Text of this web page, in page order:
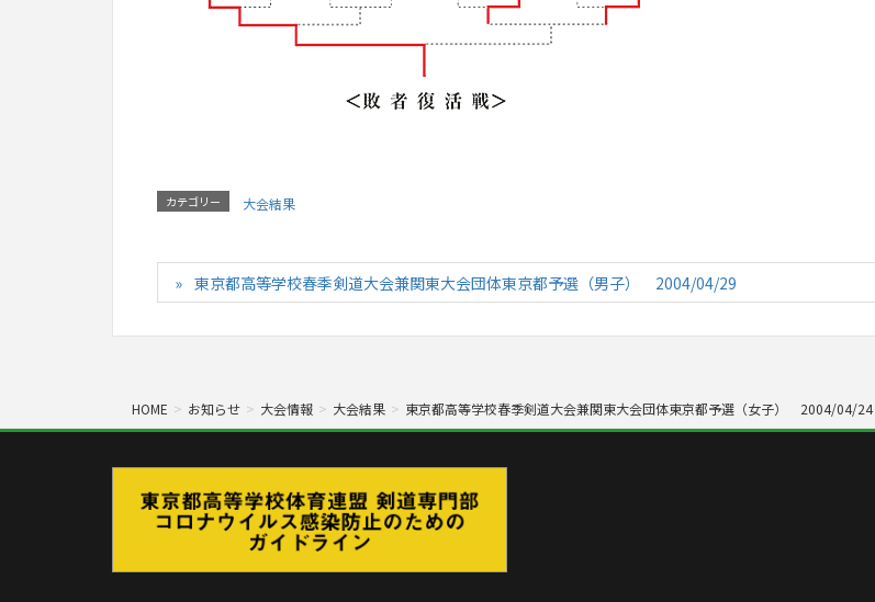
カテゴリー 大会結果
東京都高等学校春季剣道大会兼関東大会団体東京都予選（男子） 2004/04/29
HOME お知らせ 大会情報 大会結果 東京都高等学校春季剣道大会兼関東大会団体東京都予選（女子） 2004/04/24